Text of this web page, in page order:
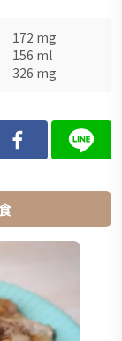
172 mg
156 ml
326 mg